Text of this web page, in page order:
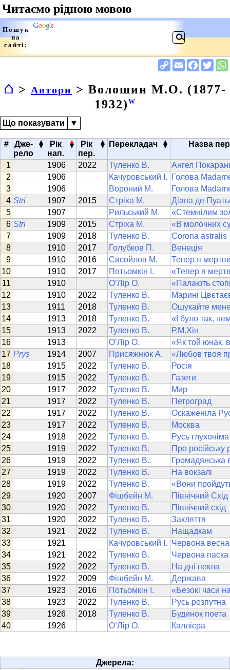
⌂ > Автори > Волошин М.О. (1877-
1932) W
Що показувати ▼
#
Дже-
рело
▴
▾
Рік
нап.
▴
▾
Рік
пер.
▴
▾ Перекладач ▴
▾ Назва
1906 2022 Туленко В.
Ангел
1906
Качуровський І.
Голова
1906
Вороний М.
Голова
Stri
1907 2015 Стріха М.
Діана де
1907
Рильський М.
«Стемнілим
Stri
1909 2015 Стріха М.
«В молочних
1909
2018 Туленко В.
Corona astralis
1910
2017 Голубков П.
Венеція
1910
2016 Сисойлов М.
Тепер я
1910
2017 Потьомкін І.
«Тепер я
1910
О’Лір О.
«Палають
1910
2022 Туленко В.
Марині
1911
2018 Туленко В.
Ошукайте
1913
2018 Туленко В.
«І було так,
1913
2022 Туленко В.
Р.М.Хін
1913
О’Лір О.
«Як той юнак, в
Prys
1914 2007 Присяжнюк А.
«Любов твоя
1915
2022 Туленко В.
Росія
1915
2022 Туленко В.
Газети
1917
2022 Туленко В.
Мир
1917
2022 Туленко В.
Петроград
1917
2022 Туленко В.
Оскаженіла
1917
2022 Туленко В.
Москва
1918
2022 Туленко В.
Русь глухоніма
1919
2022 Туленко В.
Про російську
1919
2022 Туленко В.
Громадянська
1919
2022 Туленко В.
На вокзалі
1919
2022 Туленко В.
«Вони
1920
2007 Фішбейн М.
Північний Схід
1920
2022 Туленко В.
Північний схід
1920
2022 Туленко В.
Закляття
1921
2022 Туленко В.
Нащадкам
1921
Качуровський І. Червона весна
1921
2022 Туленко В.
Червона паска
1922
2022 Туленко В.
На дні пекла
1922
2009 Фішбейн М.
Держава
1923
2016 Потьомкін І.
«Безокі часи
1923
2022 Туленко В.
Русь розпутна
1926
2018 Туленко В.
Будинок поета
1926
О’Лір О. Каллієра
Джерела: